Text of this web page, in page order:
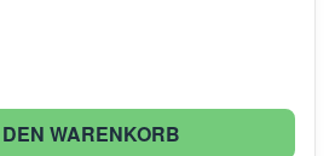
WARENKORB